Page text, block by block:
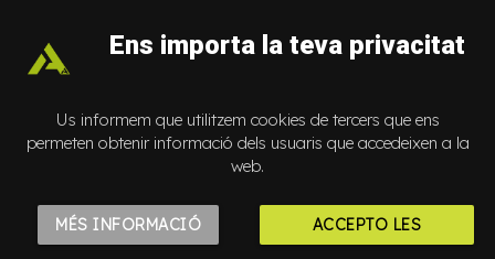
Auto Play
Ens importa la teva privacitat
Us informem que utilitzem cookies de tercers que ens
permeten obtenir informació dels usuaris que accedeixen a la
web.
MÉS INFORMACIÓ
ACCEPTO LES